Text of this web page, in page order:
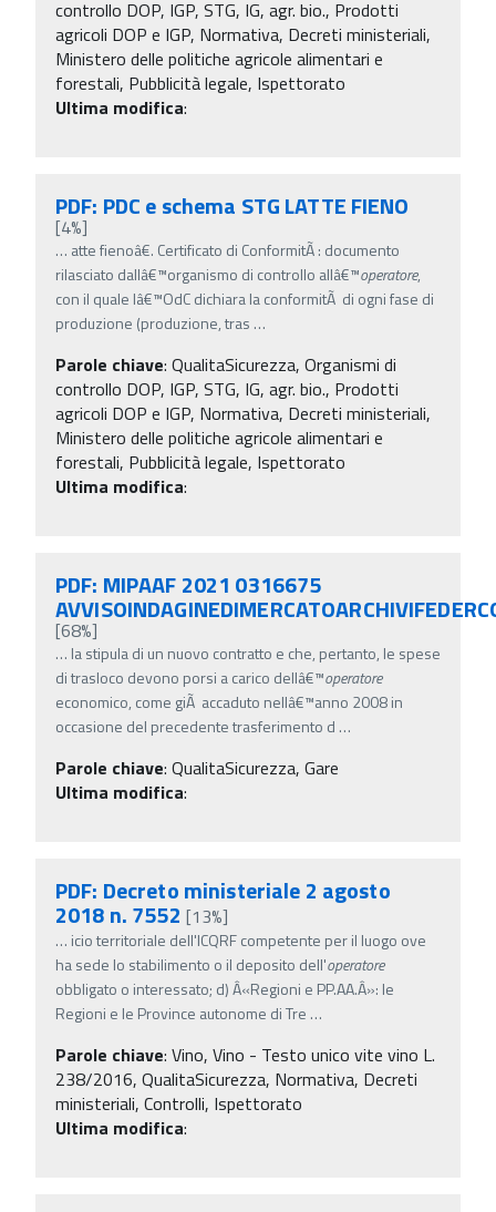
controllo DOP, IGP, STG, IG, agr. bio., Prodotti
agricoli DOP e IGP, Normativa, Decreti ministeriali,
Ministero delle politiche agricole alimentari e
forestali, Pubblicità legale, Ispettorato
Ultima modifica:
PDF: PDC e schema STG LATTE FIENO
[4%]
… atte fienoâ€. Certificato di ConformitÃ : documento
rilasciato dallâ€™organismo di controllo allâ€™operatore,
con il quale lâ€™OdC dichiara la conformitÃ di ogni fase di
produzione (produzione, tras …
Parole chiave: QualitaSicurezza, Organismi di
controllo DOP, IGP, STG, IG, agr. bio., Prodotti
agricoli DOP e IGP, Normativa, Decreti ministeriali,
Ministero delle politiche agricole alimentari e
forestali, Pubblicità legale, Ispettorato
Ultima modifica:
PDF: MIPAAF 2021 0316675
[68%]
… la stipula di un nuovo contratto e che, pertanto, le spese
di trasloco devono porsi a carico dellâ€™operatore
economico, come giÃ accaduto nellâ€™anno 2008 in
occasione del precedente trasferimento d …
Parole chiave: QualitaSicurezza, Gare
Ultima modifica:
PDF: Decreto ministeriale 2 agosto
2018 n. 7552 [13%]
… icio territoriale dell'ICQRF competente per il luogo ove
ha sede lo stabilimento o il deposito dell'operatore
obbligato o interessato; d) Â«Regioni e PP.AA.Â»: le
Regioni e le Province autonome di Tre …
Parole chiave: Vino, Vino - Testo unico vite vino L.
238/2016, QualitaSicurezza, Normativa, Decreti
ministeriali, Controlli, Ispettorato
Ultima modifica: